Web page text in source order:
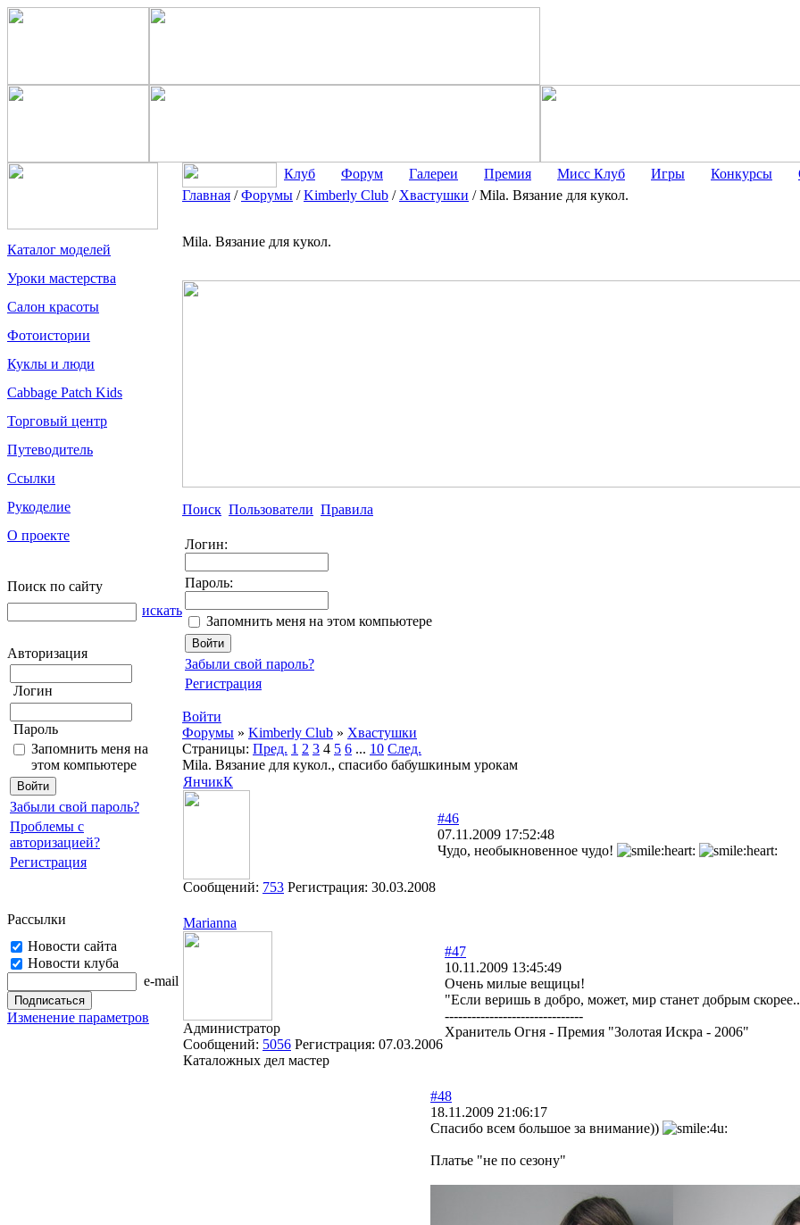
Каталог моделей
Уроки мастерства
Салон красоты
Фотоистории
Куклы и люди
Cabbage Patch Kids
Торговый центр
Путеводитель
Ссылки
Рукоделие
О проекте
Поиск по сайту
искать
Авторизация
Логин
Пароль
Запомнить меня на
этом компьютере
Забыли свой пароль?
Проблемы с
авторизацией?
Регистрация
Рассылки
Новости сайта
Новости клуба
e-mail
Изменение параметров
Клуб Форум Галереи Премия Мисс Клуб Игры Конкурсы
Главная /Форумы /Kimberly Club / Хвастушки /Mila. Вязание для кукол.
Mila. Вязание для кукол.
Поиск Пользователи Правила
Логин:
Пароль:
Запомнить меня на этом компьютере
Забыли свой пароль?
Регистрация
Войти
Форумы » Kimberly Club » Хвастушки
Страницы: Пред. 1 2 3 4 5 6 ... 10 След.
Mila. Вязание для кукол., спасибо бабушкиным урокам
ЯнчикК
Сообщений: 753 Регистрация: 30.03.2008
#46
07.11.2009 17:52:48
Чудо, необыкновенное чудо!
Marianna
Администратор
Сообщений: 5056 Регистрация: 07.03.2006
Каталожных дел мастер
#47
10.11.2009 13:45:49
Очень милые вещицы!
"Если веришь в добро, может, мир станет добрым
-------------------------------
Хранитель Огня - Премия "Золотая Искра - 2006"
#48
18.11.2009 21:06:17
Спасибо всем большое за внимание))
Платье "не по сезону"